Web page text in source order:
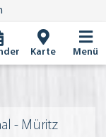
Karte Menü
- Müritz